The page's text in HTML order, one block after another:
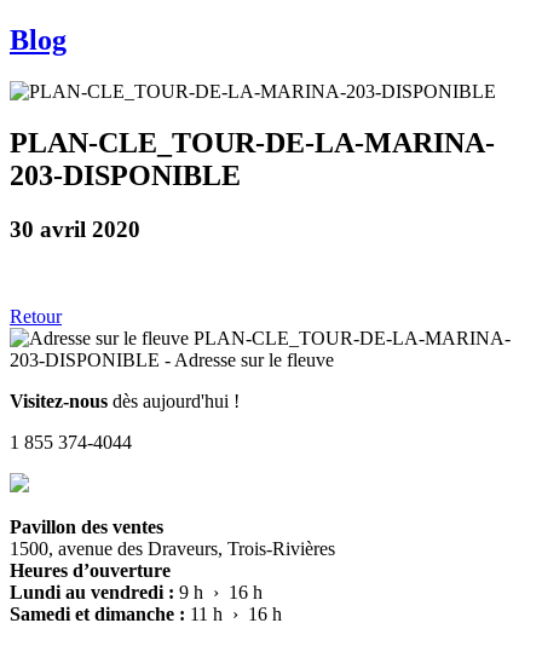
Blog
PLAN-CLE_TOUR-DE-LA-MARINA-
203-DISPONIBLE
30 avril 2020
Retour
Visitez-nous dès aujourd'hui !
1 855 374-4044
Pavillon des ventes
1500, avenue des Draveurs, Trois-Rivières
Heures d’ouverture
Lundi au vendredi : 9 h › 16 h
Samedi et dimanche : 11 h › 16 h